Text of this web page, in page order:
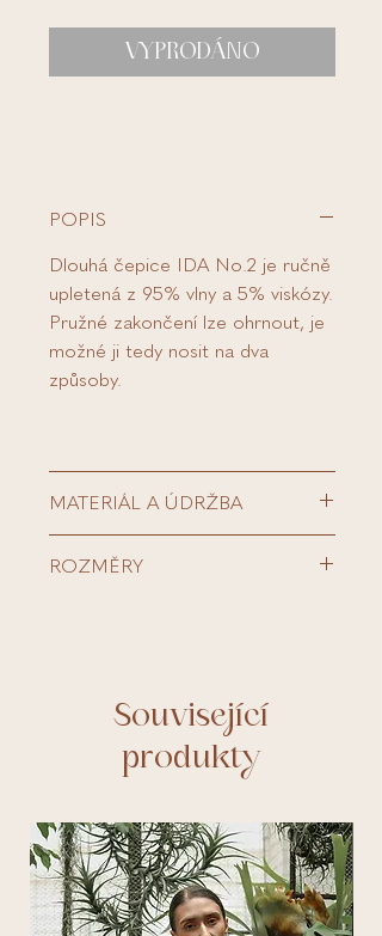
VYPRODÁNO
POPIS
Dlouhá čepice IDA No.2 je ručně
upletená z 95% vlny a 5% viskózy.
Pružné zakončení lze ohrnout, je
možné ji tedy nosit na dva
způsoby.
MATERIÁL A ÚDRŽBA
Detailní informace ohledně
ROZMĚRY
Délka čepice / 25 - 26 cm
Související
produkty